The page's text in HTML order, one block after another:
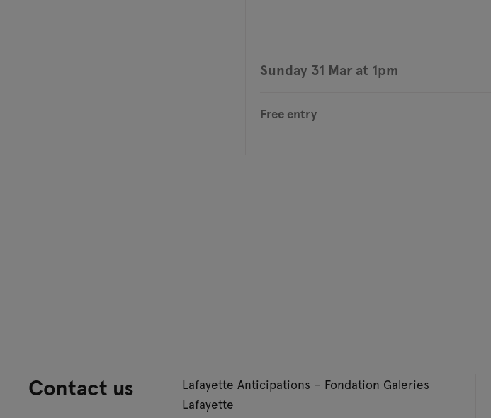
Sunday 31 Mar at 1pm
Free entry
Contact us
Lafayette Anticipations – Fondation Galeries
Lafayette